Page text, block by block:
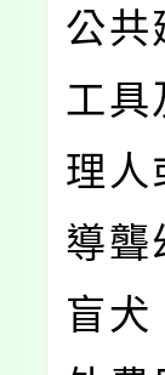
公共
工具
理人
導聾
盲犬